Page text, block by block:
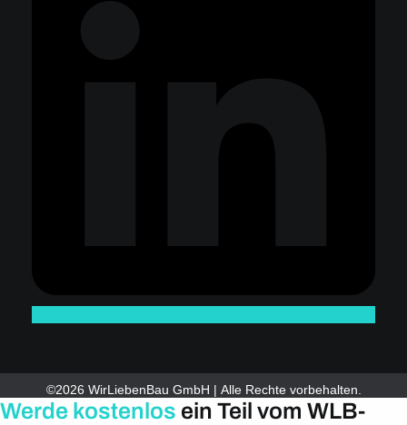
©2026 WirLiebenBau GmbH | Alle Rechte vorbehalten.
Werde kostenlos ein Teil vom WLB-